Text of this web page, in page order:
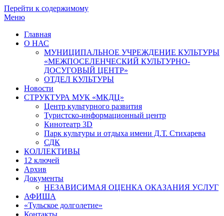
Перейти к содержимому
Меню
Главная
О НАС
МУНИЦИПАЛЬНОЕ УЧРЕЖДЕНИЕ КУЛЬТУРЫ
«МЕЖПОСЕЛЕНЧЕСКИЙ КУЛЬТУРНО-
ДОСУГОВЫЙ ЦЕНТР»
ОТДЕЛ КУЛЬТУРЫ
Новости
СТРУКТУРА МУК «МКДЦ»
Центр культурного развития
Туристско-информационный центр
Кинотеатр 3D
Парк культуры и отдыха имени Д.Т. Стихарева
СДК
КОЛЛЕКТИВЫ
12 ключей
Архив
Документы
НЕЗАВИСИМАЯ ОЦЕНКА ОКАЗАНИЯ УСЛУГ
АФИША
«Тульское долголетие»
Контакты